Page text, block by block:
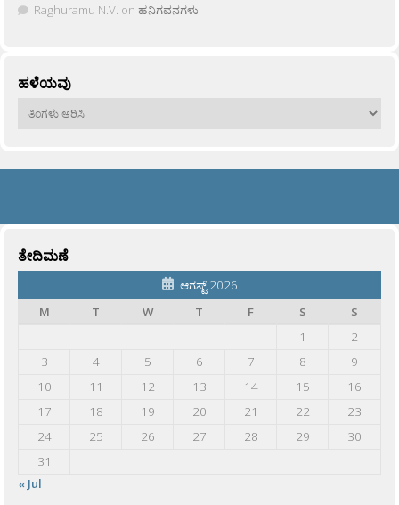
Raghuramu N.V. on ಹನಿಗವನಗಳು
ಹಳೆಯವು
ಹಳೆಯವು
ತೇದಿಮಣೆ
ಆಗಸ್ಟ್ 2026
M
T W T F S
S
1
2
3
4 5 6 7 8
9
10
11 12 13 14 15
16
17
18 19 20 21 22
23
24
25 26 27 28 29
30
31
« Jul